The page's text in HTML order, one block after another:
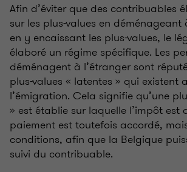
Afin d’éviter que des contribuables
sur les plus-values en déménageant
en y encaissant les plus-values, le
élaboré un régime spécifique. Les
déménagent à l’étranger sont
plus-values « latentes » qui existent
l’émigration. Cela signifie qu’une
» est établie sur laquelle l’impôt est
paiement est toutefois accordé,
conditions, afin que la Belgique
suivi du contribuable.